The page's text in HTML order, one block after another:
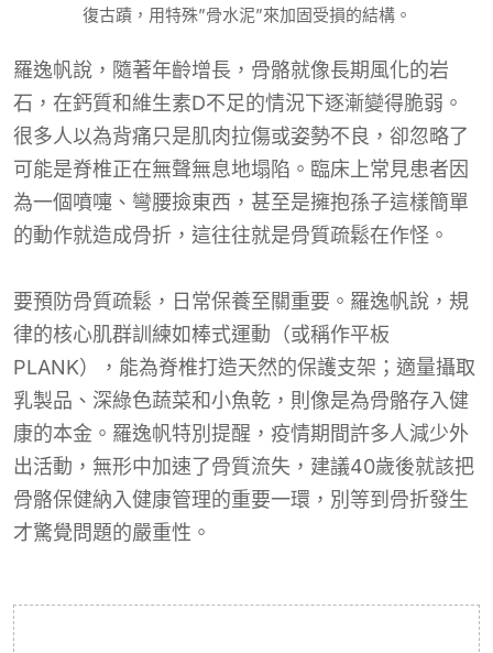
復古蹟，用特殊”骨水泥”來加固受損的結構。
羅逸帆說，隨著年齡增長，骨骼就像長期風化的岩
石，在鈣質和維生素D不足的情況下逐漸變得脆弱。
很多人以為背痛只是肌肉拉傷或姿勢不良，卻忽略了
可能是脊椎正在無聲無息地塌陷。臨床上常見患者因
為一個噴嚏、彎腰撿東西，甚至是擁抱孫子這樣簡單
的動作就造成骨折，這往往就是骨質疏鬆在作怪。
要預防骨質疏鬆，日常保養至關重要。羅逸帆說，規
律的核心肌群訓練如棒式運動（或稱作平板
PLANK），能為脊椎打造天然的保護支架；適量攝取
乳製品、深綠色蔬菜和小魚乾，則像是為骨骼存入健
康的本金。羅逸帆特別提醒，疫情期間許多人減少外
出活動，無形中加速了骨質流失，建議40歲後就該把
骨骼保健納入健康管理的重要一環，別等到骨折發生
才驚覺問題的嚴重性。